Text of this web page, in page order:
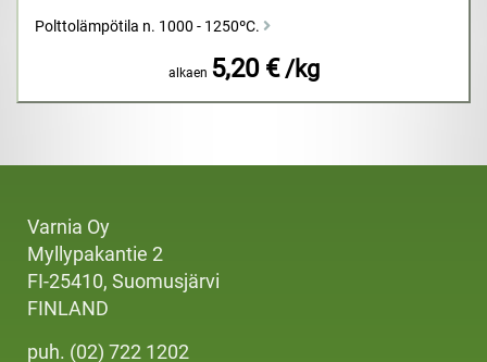
Polttolämpötila n. 1000 - 1250ºC.
alkaen 5,20 € /kg
Varnia Oy
Myllypakantie 2
FI-25410, Suomusjärvi
FINLAND
puh. (02) 722 1202